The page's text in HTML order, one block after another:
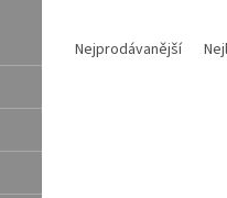
Nejprodávanější